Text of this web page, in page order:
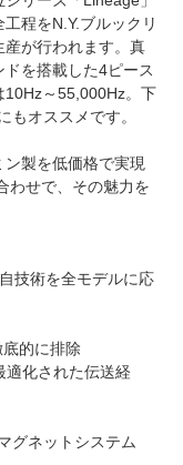
程をN.Y.ブルックリ
産が行われます。真
を搭載した4ピース
10Hz～55,000Hz。下
もオススメです。
製を低価格で実現
わせで、その魅力を
技術を全モデルに応
的に排除
化された伝送経
グネットシステム